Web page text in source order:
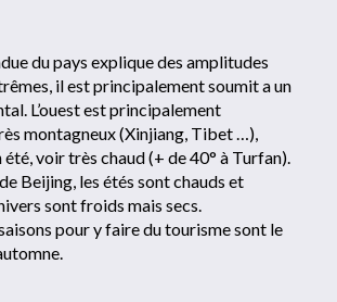
du pays explique des amplitudes
il est principalement soumit a un
L’ouest est principalement
montagneux (Xinjiang, Tibet …),
été, voir très chaud (+ de 40° à Turfan).
Beijing, les étés sont chauds et
sont froids mais secs.
pour y faire du tourisme sont le